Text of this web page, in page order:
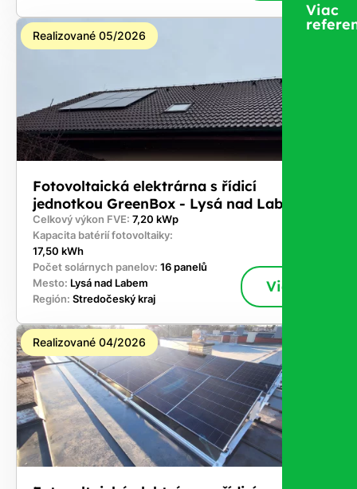
Realizované 05/2026
Fotovoltaická elektrárna s řídicí
jednotkou GreenBox - Lysá nad Labem
Celkový výkon FVE: 7,20 kWp
Kapacita batérií fotovoltaiky:
17,50 kWh
Počet solárnych panelov: 16 panelů
Mesto: Lysá nad Labem
Región: Stredočeský kraj
Viac
Realizované 04/2026
Viac